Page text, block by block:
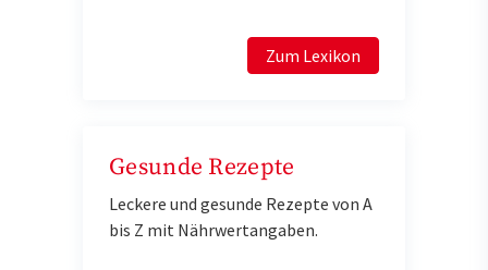
Zum Lexikon
Gesunde Rezepte
Leckere und gesunde Rezepte von A
bis Z mit Nährwertangaben.